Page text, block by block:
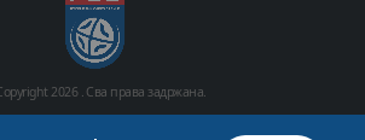
2026 . Сва права задржана.